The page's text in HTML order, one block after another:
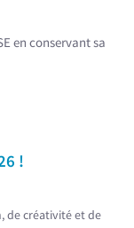
en conservant sa
!
de créativité et de